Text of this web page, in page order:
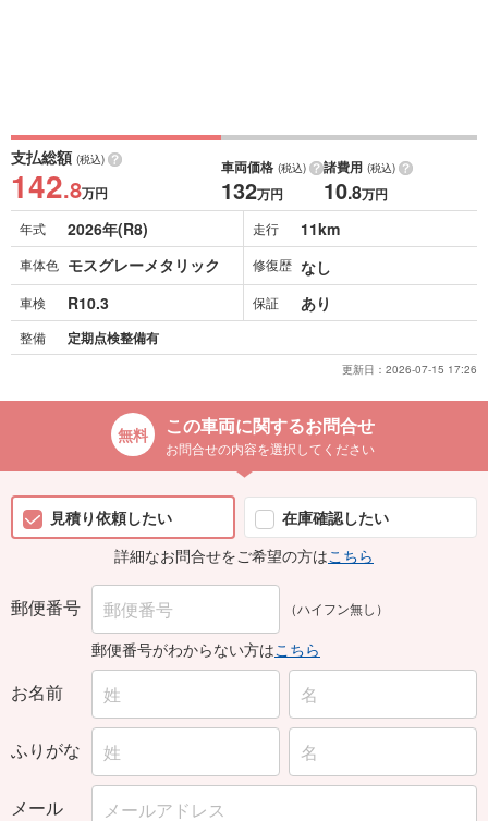
支払総額 (税込)
142.8万円
車両価格 (税込)
132万円
諸費用 (税込)
10.8万円
年式 2026年(R8) 走行 11km
車体色 モスグレーメタリック 修復歴 なし
車検 R10.3 保証 あり
整備 定期点検整備有
更新日： 2026-07-15 17:26
この車両に関するお問合せ
お問合せの内容を選択してください
見積り依頼したい
在庫確認したい
詳細なお問合せをご希望の方はこちら
郵便番号 （ハイフン無し）
郵便番号がわからない方はこちら
お名前
ふりがな
メール